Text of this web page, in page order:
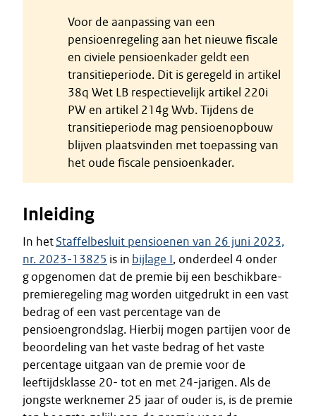
Voor de aanpassing van een
pensioenregeling aan het nieuwe fiscale
en civiele pensioenkader geldt een
transitieperiode. Dit is geregeld in artikel
38q Wet LB respectievelijk artikel 220i
PW en artikel 214g Wvb. Tijdens de
transitieperiode mag pensioenopbouw
blijven plaatsvinden met toepassing van
het oude fiscale pensioenkader.
Inleiding
In hetStaffelbesluit pensioenen van 26 juni 2023,
nr. 2023-13825 is in bijlage I, onderdeel 4 onder
g opgenomen dat de premie bij een beschikbare-
premieregeling mag worden uitgedrukt in een vast
bedrag of een vast percentage van de
pensioengrondslag. Hierbij mogen partijen voor de
beoordeling van het vaste bedrag of het vaste
percentage uitgaan van de premie voor de
leeftijdsklasse 20- tot en met 24-jarigen. Als de
jongste werknemer 25 jaar of ouder is, is de premie